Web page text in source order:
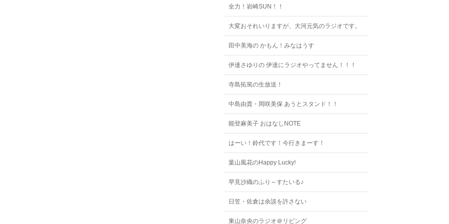
全力！岩崎SUN！！
大変おそれいりますが、大河元気のラジオです。
田中美海の かもん！みなはうす
伊達さゆりの 伊達にラジオやってません！！！
寺島拓篤の生放送！
中島由貴・岡咲美保 あうとスタンド！！
能登麻美子 おはなしNOTE
はーい！鈴代です！今行きまーす！
葉山風花のHappy Lucky!
早見沙織のふり～すたいる♪
日笠・佐倉は余談を許さない
東山奈央のラジオ＠リビング